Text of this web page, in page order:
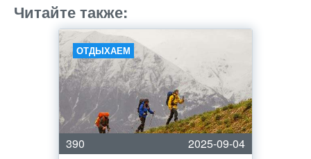
Читайте также:
ОТДЫХАЕМ
390
2025-09-04